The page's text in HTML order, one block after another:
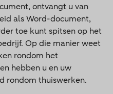
ontvangt u van
als Word-document,
toe kunt spitsen op het
Op die manier weet
rondom het
hebben u en uw
rondom thuiswerken.